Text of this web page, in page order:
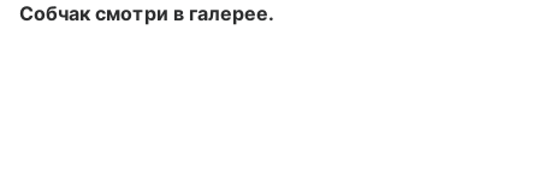
Собчак смотри в галерее.